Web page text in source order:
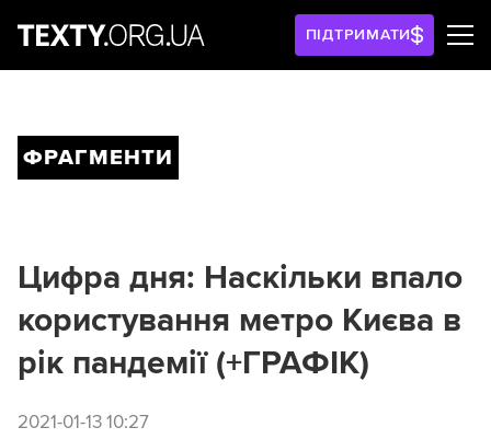
ПІДТРИМАТИ
ФРАГМЕНТИ
Цифра дня: Наскільки впало
користування метро Києва в
рік пандемії (+ГРАФІК)
2021-01-13 10:27